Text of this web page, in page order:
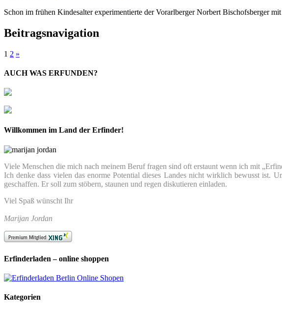
Schon im frühen Kindesalter experimentierte der Vorarlberger Norbert Bischofsberger
Beitragsnavigation
1 2 »
AUCH WAS ERFUNDEN?
Willkommen im Land der Erfinder!
Viele Menschen die mich nach meinem Beruf fragen sind oft erstaunt wenn ich mit
Ich denke dass vielen das enorme Potential dieses Landes nicht wirklich bewusst ist.
geschaffen. Er soll zum stöbern, staunen und regen diskutieren einladen.
Viel Spaß wünscht Ihr
Marijan Jordan
Erfinderladen – online shoppen
Kategorien